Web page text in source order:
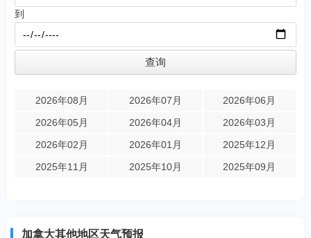
到
2026年08月 2026年07月
2026年06月
2026年05月
2026年04月
2026年03月
2026年02月
2026年01月
2025年12月
2025年11月
2025年10月 2025年09月
加拿大其他地区天气预报